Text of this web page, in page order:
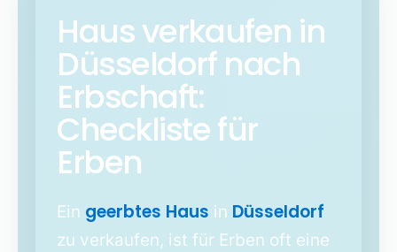
Haus verkaufen in
Düsseldorf nach
Erbschaft:
Checkliste für
Erben
Ein geerbtes Haus in Düsseldorf
zu verkaufen, ist für Erben oft eine